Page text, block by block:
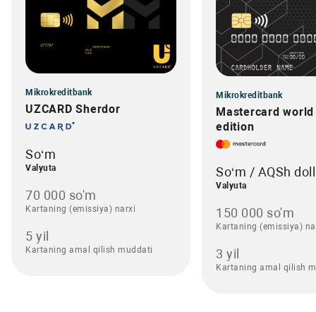
Mikrokreditbank
UZCARD Sherdor
So‘m
Valyuta
70 000 so'm
Kartaning (emissiya) narxi
5 yil
Kartaning amal qilish muddati
Mikrokreditbank
Mastercard
edition
So‘m / AQSh
Valyuta
150 000 so'm
Kartaning (emissiya)
3 yil
Kartaning amal qilish